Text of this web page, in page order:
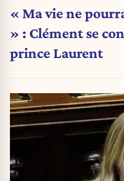
« Ma vie ne
» : Clément se
prince Laurent